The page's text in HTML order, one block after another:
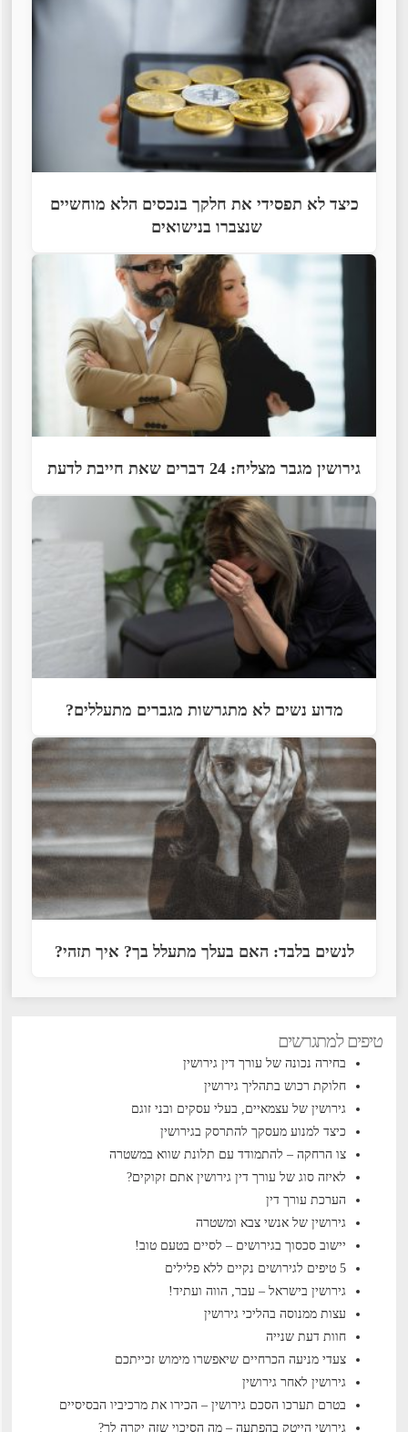
כיצד לא תפסידי את חלקך בנכסים הלא מוחשיים
שנצברו בנישואים
גירושין מגבר מצליח: 24 דברים שאת חייבת לדעת
מדוע נשים לא מתגרשות מגברים מתעללים?
לנשים בלבד: האם בעלך מתעלל בך? איך תזהי?
טיפים למתגרשים
בחירה נכונה של עורך דין גירושין
חלוקת רכוש בתהליך גירושין
גירושין של עצמאיים, בעלי עסקים ובני זוגם
כיצד למנוע מעסקך להתרסק בגירושין
צו הרחקה – להתמודד עם תלונת שווא במשטרה
לאיזה סוג של עורך דין גירושין אתם זקוקים?
הערכת עורך דין
גירושין של אנשי צבא ומשטרה
יישוב סכסוך בגירושים – לסיים בטעם טוב!
5 טיפים לגירושים נקיים ללא פלילים
גירושין בישראל – עבר, הווה ועתיד!
עצות ממנוסה בהליכי גירושין
חוות דעת שנייה
צעדי מניעה הכרחיים שיאפשרו מימוש זכייתכם
גירושין לאחר גירושין
בטרם תערכו הסכם גירושין – הכירו את מרכיביו הבסיסיים
גירושי הייטק בהפתעה – מה הסיכוי שזה יקרה לך?